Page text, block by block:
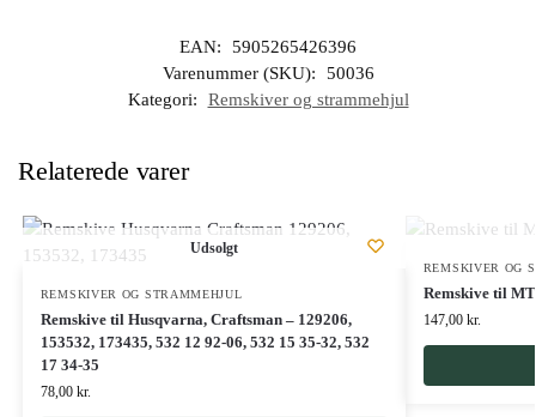
EAN:
5905265426396
Varenummer (SKU):
50036
Kategori:
Remskiver og strammehjul
Relaterede varer
Udsolgt
REMSKIVER OG STRAMMEHJUL
Remskive til Husqvarna, Craftsman – 129206,
153532, 173435, 532 12 92-06, 532 15 35-32, 532
17 34-35
78,00 kr.
REMSKIVER OG
Remskive til
147,00 kr.